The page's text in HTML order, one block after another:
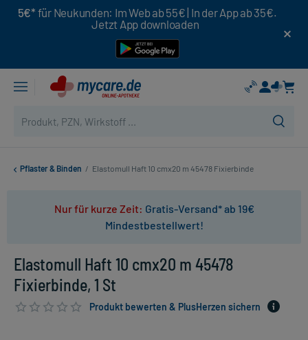
5€* für Neukunden: Im Web ab 55€ | In der App ab 35€.
Jetzt App downloaden
Pflaster & Binden / Elastomull Haft 10 cmx20 m 45478 Fixierbinde
Nur für kurze Zeit: Gratis-Versand* ab 19€
Mindestbestellwert!
Elastomull Haft 10 cmx20 m 45478
Fixierbinde, 1 St
Produkt bewerten & PlusHerzen sichern